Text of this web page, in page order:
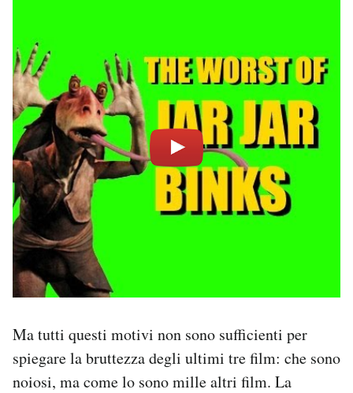
Ma tutti questi motivi non sono sufficienti per
spiegare la bruttezza degli ultimi tre film: che sono
noiosi, ma come lo sono mille altri film. La